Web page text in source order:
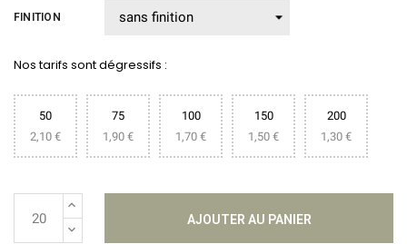
FINITION
Nos tarifs sont dégressifs :
50
2,10 €
75
1,90 €
100
1,70 €
150
1,50 €
200
1,30 €
AJOUTER AU PANIER